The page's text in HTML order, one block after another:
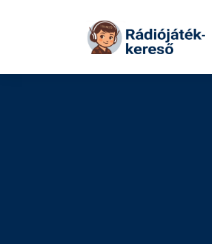
Tovább a tartalomhoz